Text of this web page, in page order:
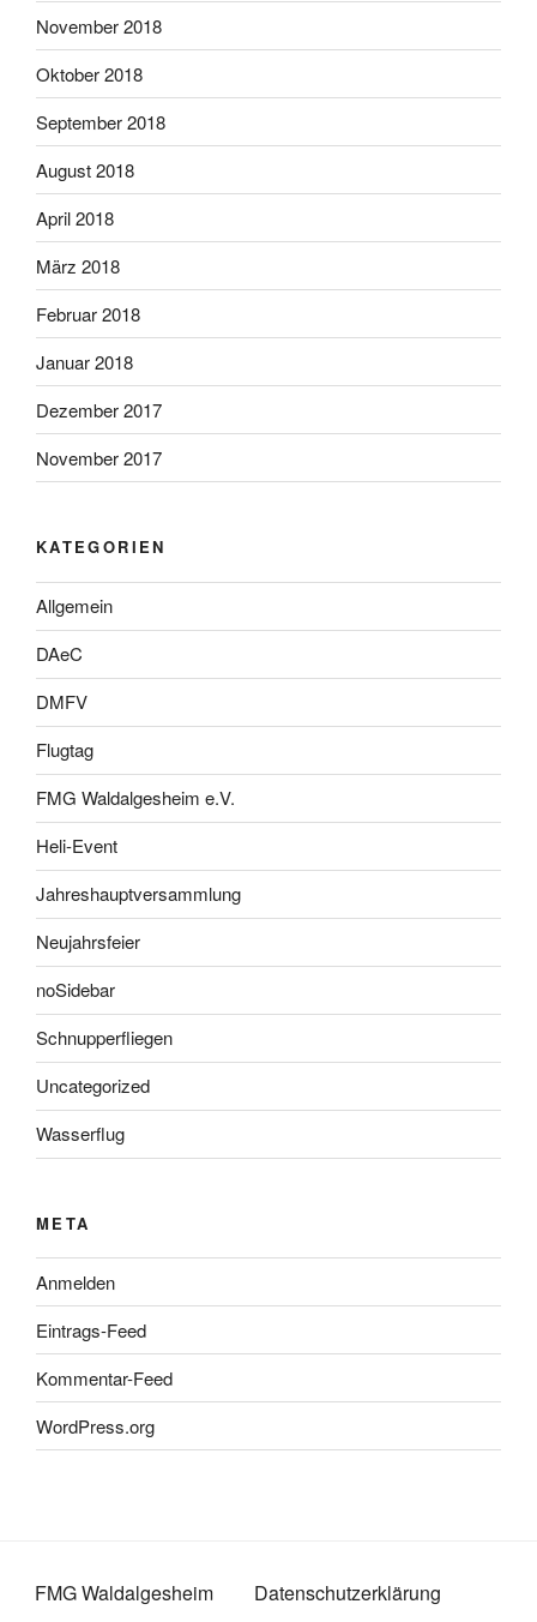
November 2018
Oktober 2018
September 2018
August 2018
April 2018
März 2018
Februar 2018
Januar 2018
Dezember 2017
November 2017
KATEGORIEN
Allgemein
DAeC
DMFV
Flugtag
FMG Waldalgesheim e.V.
Heli-Event
Jahreshauptversammlung
Neujahrsfeier
noSidebar
Schnupperfliegen
Uncategorized
Wasserflug
META
Anmelden
Eintrags-Feed
Kommentar-Feed
WordPress.org
FMG Waldalgesheim Datenschutzerklärung